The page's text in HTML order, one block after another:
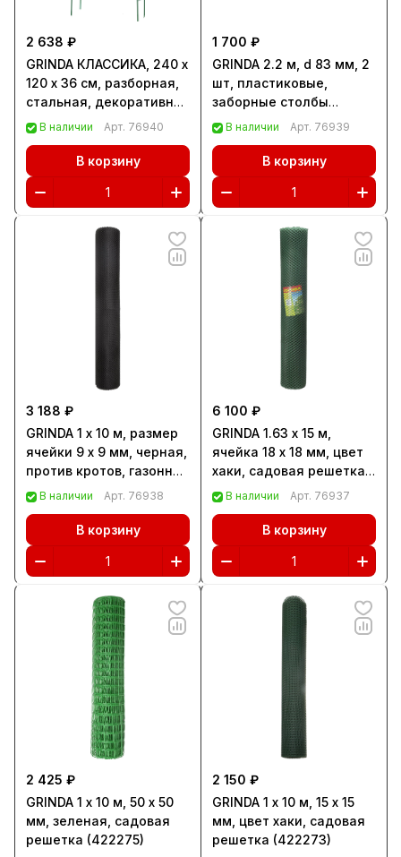
2 638 ₽
GRINDA КЛАССИКА, 240 х
120 х 36 см, разборная,
стальная, декоративная
арка (422249)
В наличии Арт. 76940
В корзину
1 700 ₽
GRINDA 2.2 м, d 83 мм, 2
шт, пластиковые,
заборные столбы
(422281)
В наличии Арт. 76939
В корзину
3 188 ₽
GRINDA 1 х 10 м, размер
ячейки 9 х 9 мм, черная,
против кротов, газонная
сетка (422285)
В наличии Арт. 76938
В корзину
6 100 ₽
GRINDA 1.63 x 15 м,
ячейка 18 х 18 мм, цвет
хаки, садовая решетка
(422277)
В наличии Арт. 76937
В корзину
2 425 ₽
GRINDA 1 x 10 м, 50 х 50
мм, зеленая, садовая
решетка (422275)
2 150 ₽
GRINDA 1 x 10 м, 15 х 15
мм, цвет хаки, садовая
решетка (422273)